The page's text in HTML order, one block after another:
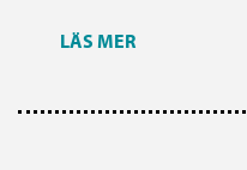
LÄS MER